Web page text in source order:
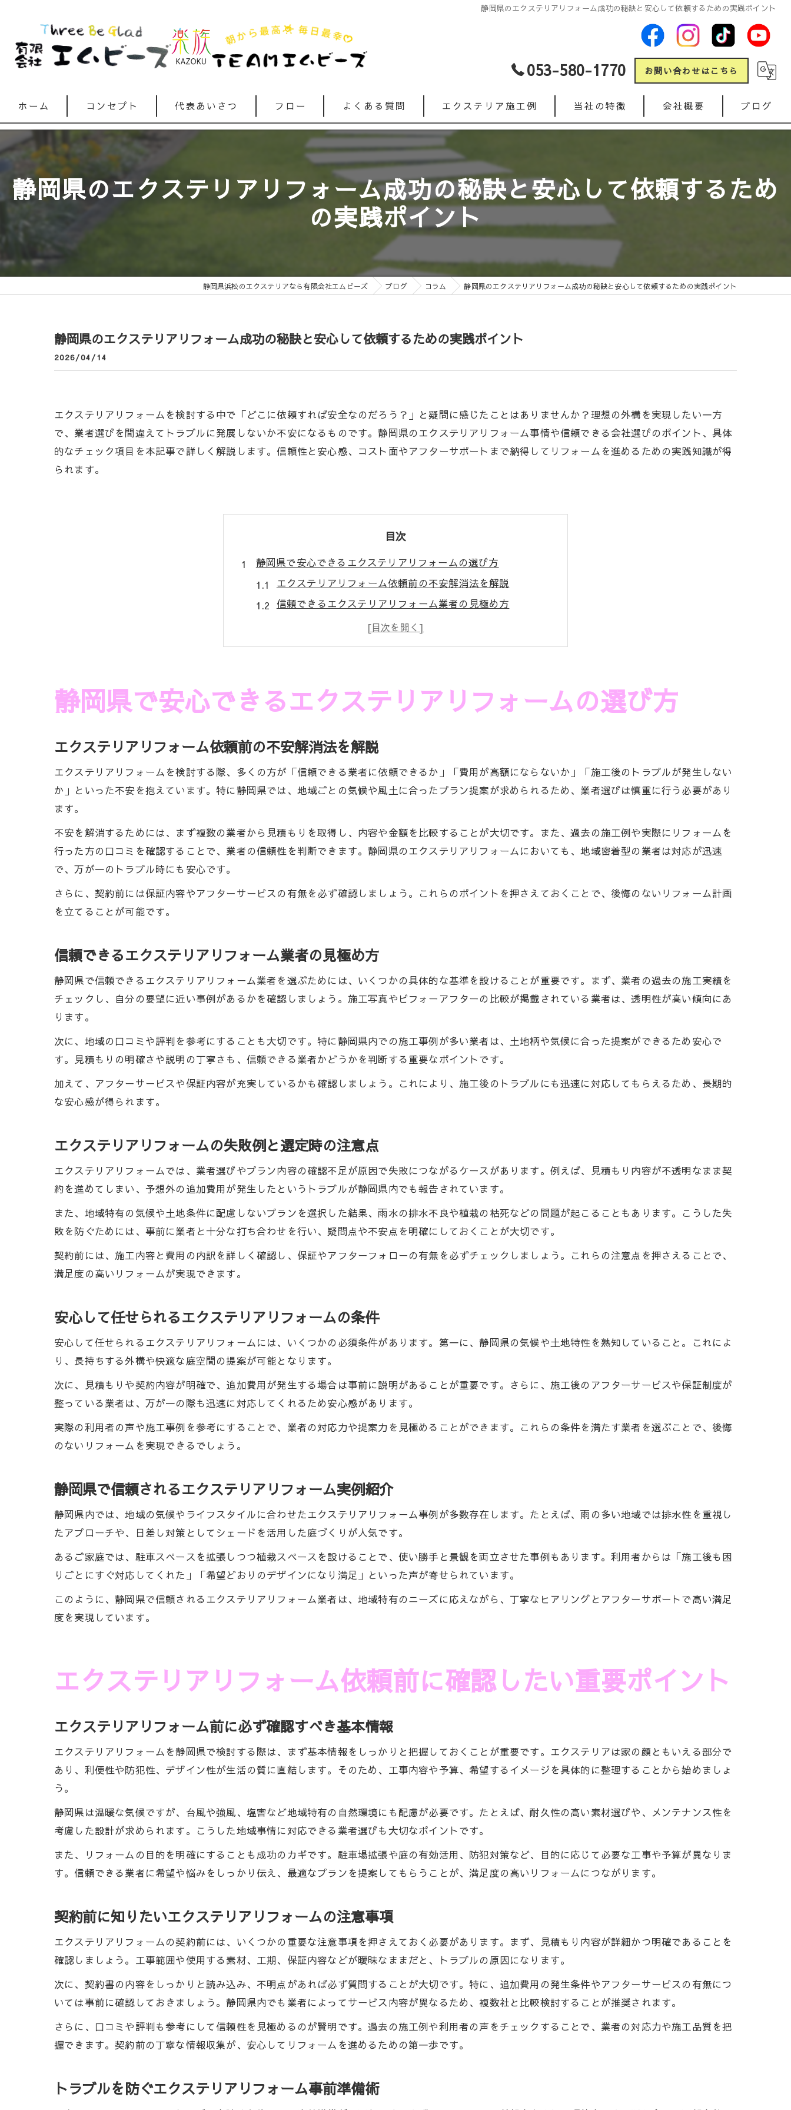
静岡県のエクステリアリフォーム成功の秘訣と安心して依頼するための実践ポイント
053-580-1770 お問い合わせはこちら
ホーム コンセプト 代表あいさつ フロー よくある質問 エクステリア施工例 当社の特徴
ガレージ
人工芝
インターロッキング
会社概要 ブログ
静岡県のエクステリアリフォーム成功の秘訣と安心して依頼するため
の実践ポイント
静岡県浜松のエクステリアなら有限会社エムビーズ ブログ コラム 静岡県のエクステリアリフォーム成功の秘訣と安心して依頼するための実践ポイント
静岡県のエクステリアリフォーム成功の秘訣と安心して依頼するための実践ポイント
2026/04/14
エクステリアリフォームを検討する中で「どこに依頼すれば安全なのだろう？」と疑問に感じたことはありませんか？理想の外構を実現したい一方
で、業者選びを間違えてトラブルに発展しないか不安になるものです。静岡県のエクステリアリフォーム事情や信頼できる会社選びのポイント、具体
的なチェック項目を本記事で詳しく解説します。信頼性と安心感、コスト面やアフターサポートまで納得してリフォームを進めるための実践知識が得
られます。
目次
静岡県で安心できるエクステリアリフォームの選び方
エクステリアリフォーム依頼前の不安解消法を解説
信頼できるエクステリアリフォーム業者の見極め方
エクステリアリフォームの失敗例と選定時の注意点
安心して任せられるエクステリアリフォームの条件
エクステリアリフォーム依頼前に確認したい重要ポイント
エクステリアリフォーム前に必ず確認すべき基本情報
トラブルを防ぐエクステリアリフォーム事前準備術
エクステリアリフォームの見積もり比較で差が出る理由
エクステリアリフォーム担当者の対応力を見極める方法
エクステリアリフォーム口コミで見極める信頼性のポイント
実際の利用者が語るエクステリアリフォーム体験談
口コミで高評価のエクステリアリフォーム事例まとめ
エクステリアリフォーム低価格実現の秘訣とは
コストを抑えたエクステリアリフォームの工夫ポイント
高品質なエクステリアリフォームを叶える施工技術
エクステリアリフォーム業者の自社施工力の違い
信頼性重視のエクステリア会社選定法まとめ
エクステリアリフォーム業者の信頼性チェック法
エクステリアリフォームの長期的な安心を得るコツ
見積もりの明瞭さが安心のエクステリアリフォームに直結
安心して依頼できるエクステリアリフォームの保証条件
静岡県で安心できるエクステリアリフォームの選び方
エクステリアリフォーム依頼前の不安解消法を解説
エクステリアリフォームを検討する際、多くの方が「信頼できる業者に依頼できるか」「費用が高額にならないか」「施工後のトラブルが発生しない
か」といった不安を抱えています。特に静岡県では、地域ごとの気候や風土に合ったプラン提案が求められるため、業者選びは慎重に行う必要があり
ます。
不安を解消するためには、まず複数の業者から見積もりを取得し、内容や金額を比較することが大切です。また、過去の施工例や実際にリフォームを
行った方の口コミを確認することで、業者の信頼性を判断できます。静岡県のエクステリアリフォームにおいても、地域密着型の業者は対応が迅速
で、万が一のトラブル時にも安心です。
さらに、契約前には保証内容やアフターサービスの有無を必ず確認しましょう。これらのポイントを押さえておくことで、後悔のないリフォーム計画
を立てることが可能です。
信頼できるエクステリアリフォーム業者の見極め方
静岡県で信頼できるエクステリアリフォーム業者を選ぶためには、いくつかの具体的な基準を設けることが重要です。まず、業者の過去の施工実績を
チェックし、自分の要望に近い事例があるかを確認しましょう。施工写真やビフォーアフターの比較が掲載されている業者は、透明性が高い傾向にあ
ります。
次に、地域の口コミや評判を参考にすることも大切です。特に静岡県内での施工事例が多い業者は、土地柄や気候に合った提案ができるため安心で
す。見積もりの明確さや説明の丁寧さも、信頼できる業者かどうかを判断する重要なポイントです。
加えて、アフターサービスや保証内容が充実しているかも確認しましょう。これにより、施工後のトラブルにも迅速に対応してもらえるため、長期的
な安心感が得られます。
エクステリアリフォームの失敗例と選定時の注意点
エクステリアリフォームでは、業者選びやプラン内容の確認不足が原因で失敗につながるケースがあります。例えば、見積もり内容が不透明なまま契
約を進めてしまい、予想外の追加費用が発生したというトラブルが静岡県内でも報告されています。
また、地域特有の気候や土地条件に配慮しないプランを選択した結果、雨水の排水不良や植栽の枯死などの問題が起こることもあります。こうした失
敗を防ぐためには、事前に業者と十分な打ち合わせを行い、疑問点や不安点を明確にしておくことが大切です。
契約前には、施工内容と費用の内訳を詳しく確認し、保証やアフターフォローの有無を必ずチェックしましょう。これらの注意点を押さえることで、
満足度の高いリフォームが実現できます。
安心して任せられるエクステリアリフォームの条件
安心して任せられるエクステリアリフォームには、いくつかの必須条件があります。第一に、静岡県の気候や土地特性を熟知していること。これによ
り、長持ちする外構や快適な庭空間の提案が可能となります。
次に、見積もりや契約内容が明確で、追加費用が発生する場合は事前に説明があることが重要です。さらに、施工後のアフターサービスや保証制度が
整っている業者は、万が一の際も迅速に対応してくれるため安心感があります。
実際の利用者の声や施工事例を参考にすることで、業者の対応力や提案力を見極めることができます。これらの条件を満たす業者を選ぶことで、後悔
のないリフォームを実現できるでしょう。
静岡県で信頼されるエクステリアリフォーム実例紹介
静岡県内では、地域の気候やライフスタイルに合わせたエクステリアリフォーム事例が多数存在します。たとえば、雨の多い地域では排水性を重視し
たアプローチや、日差し対策としてシェードを活用した庭づくりが人気です。
あるご家庭では、駐車スペースを拡張しつつ植栽スペースを設けることで、使い勝手と景観を両立させた事例もあります。利用者からは「施工後も困
りごとにすぐ対応してくれた」「希望どおりのデザインになり満足」といった声が寄せられています。
このように、静岡県で信頼されるエクステリアリフォーム業者は、地域特有のニーズに応えながら、丁寧なヒアリングとアフターサポートで高い満足
度を実現しています。
エクステリアリフォーム依頼前に確認したい重要ポイント
エクステリアリフォーム前に必ず確認すべき基本情報
エクステリアリフォームを静岡県で検討する際は、まず基本情報をしっかりと把握しておくことが重要です。エクステリアは家の顔ともいえる部分で
あり、利便性や防犯性、デザイン性が生活の質に直結します。そのため、工事内容や予算、希望するイメージを具体的に整理することから始めましょ
う。
静岡県は温暖な気候ですが、台風や強風、塩害など地域特有の自然環境にも配慮が必要です。たとえば、耐久性の高い素材選びや、メンテナンス性を
考慮した設計が求められます。こうした地域事情に対応できる業者選びも大切なポイントです。
また、リフォームの目的を明確にすることも成功のカギです。駐車場拡張や庭の有効活用、防犯対策など、目的に応じて必要な工事や予算が異なりま
す。信頼できる業者に希望や悩みをしっかり伝え、最適なプランを提案してもらうことが、満足度の高いリフォームにつながります。
契約前に知りたいエクステリアリフォームの注意事項
エクステリアリフォームの契約前には、いくつかの重要な注意事項を押さえておく必要があります。まず、見積もり内容が詳細かつ明確であることを
確認しましょう。工事範囲や使用する素材、工期、保証内容などが曖昧なままだと、トラブルの原因になります。
次に、契約書の内容をしっかりと読み込み、不明点があれば必ず質問することが大切です。特に、追加費用の発生条件やアフターサービスの有無につ
いては事前に確認しておきましょう。静岡県内でも業者によってサービス内容が異なるため、複数社と比較検討することが推奨されます。
さらに、口コミや評判も参考にして信頼性を見極めるのが賢明です。過去の施工例や利用者の声をチェックすることで、業者の対応力や施工品質を把
握できます。契約前の丁寧な情報収集が、安心してリフォームを進めるための第一歩です。
トラブルを防ぐエクステリアリフォーム事前準備術